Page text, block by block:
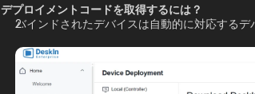
デプロイメントコードを取得するには？
バインドされたデバイスは自動的に対応する